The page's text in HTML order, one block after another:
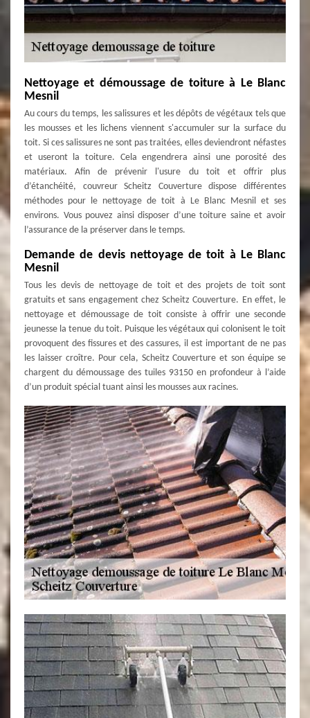
Nettoyage et démoussage de toiture à Le Blanc
Mesnil
Au cours du temps, les salissures et les dépôts de végétaux tels que
les mousses et les lichens viennent s'accumuler sur la surface du
toit. Si ces salissures ne sont pas traitées, elles deviendront néfastes
et useront la toiture. Cela engendrera ainsi une porosité des
matériaux. Afin de prévenir l'usure du toit et offrir plus
d’étanchéité, couvreur Scheitz Couverture dispose différentes
méthodes pour le nettoyage de toit à Le Blanc Mesnil et ses
environs. Vous pouvez ainsi disposer d’une toiture saine et avoir
l’assurance de la préserver dans le temps.
Demande de devis nettoyage de toit à Le Blanc
Mesnil
Tous les devis de nettoyage de toit et des projets de toit sont
gratuits et sans engagement chez Scheitz Couverture. En effet, le
nettoyage et démoussage de toit consiste à offrir une seconde
jeunesse la tenue du toit. Puisque les végétaux qui colonisent le toit
provoquent des fissures et des cassures, il est important de ne pas
les laisser croître. Pour cela, Scheitz Couverture et son équipe se
chargent du démoussage des tuiles 93150 en profondeur à l’aide
d’un produit spécial tuant ainsi les mousses aux racines.